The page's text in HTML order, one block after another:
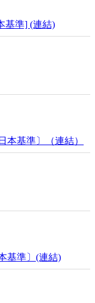
基準] (連結)
基準〕（連結）
基準〕(連結)